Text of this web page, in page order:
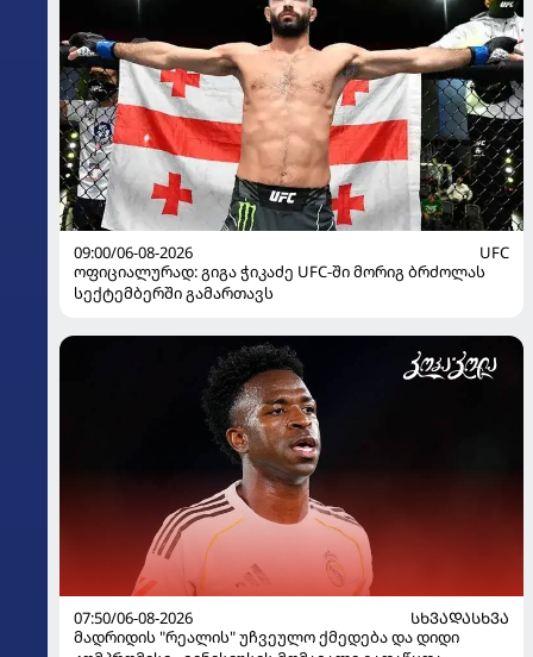
09:00/06-08-2026
UFC
ოფიციალურად: გიგა ჭიკაძე UFC-ში მორიგ ბრძოლას
სექტემბერში გამართავს
07:50/06-08-2026
ᲡᲮᲕᲐᲓᲐᲡᲮᲕᲐ
მადრიდის "რეალის" უჩვეულო ქმედება და დიდი